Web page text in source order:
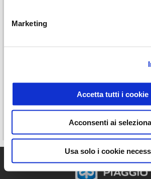
Marketing
Accetta tutti i cookie
Acconsenti ai
Usa solo i cookie
GUANTI SUMMER TOUCH
Piè di pagina